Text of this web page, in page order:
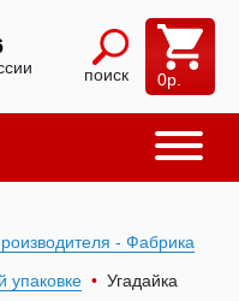
поиск 0р.
- Фабрика
упаковке Угадайка